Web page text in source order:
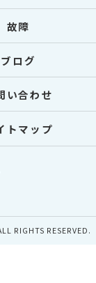
故障
ブログ
い合わせ
トマップ
RIGHTS RESERVED.